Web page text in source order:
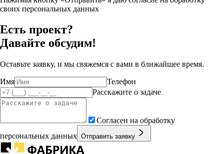
своих персональных данных
Есть проект?
Давайте обсудим!
Оставьте заявку, и мы свяжемся с вами в ближайшее время.
Имя
Телефон
Расскажите о задаче
Согласен на обработку
персональных данных Отправить заявку